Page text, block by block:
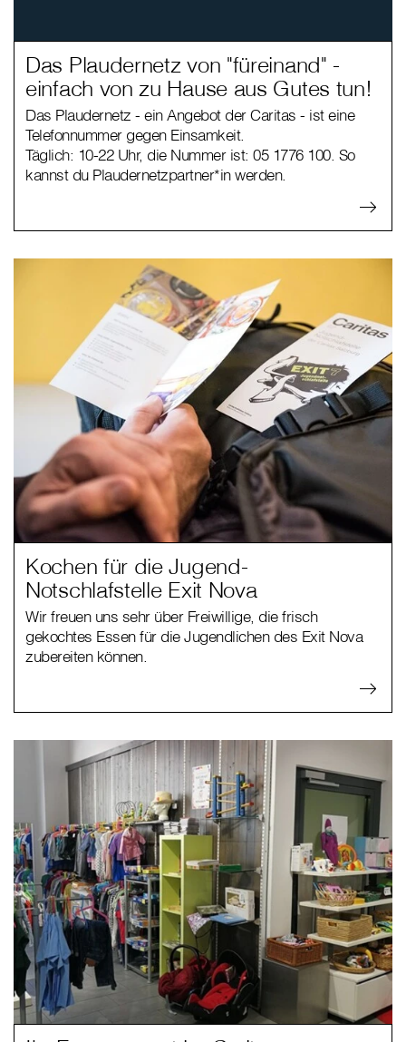
Das Plaudernetz von "füreinand" -
einfach von zu Hause aus Gutes tun!
Das Plaudernetz - ein Angebot der Caritas - ist eine
Telefonnummer gegen Einsamkeit.
Täglich: 10-22 Uhr, die Nummer ist: 05 1776 100. So
kannst du Plaudernetzpartner*in werden.
Kochen für die Jugend-
Notschlafstelle Exit Nova
Wir freuen uns sehr über Freiwillige, die frisch
gekochtes Essen für die Jugendlichen des Exit Nova
zubereiten können.